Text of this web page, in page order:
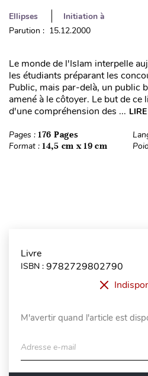
Ellipses
Initiation à
Parution : 15.12.2000
Le monde de l'Islam interpelle
les étudiants préparant les
Public, mais par-delà, un public
amené à le côtoyer. Le but de ce
d'une compréhension des ...
Pages : 176 Pages
Format : 14,5 cm x 19 cm
Livre
ISBN : 9782729802790
M'avertir quand l'article est
Adresse e-mail